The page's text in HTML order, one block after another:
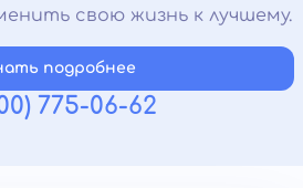
свою жизнь к лучшему.
подробнее
775-06-62